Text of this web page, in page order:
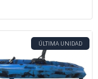
ÚLTIMA UNIDAD